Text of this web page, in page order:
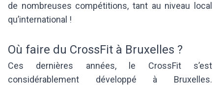
de nombreuses compétitions, tant au niveau local
qu’international !
Où faire du CrossFit à Bruxelles ?
Ces dernières années, le CrossFit s’est
considérablement développé à Bruxelles.